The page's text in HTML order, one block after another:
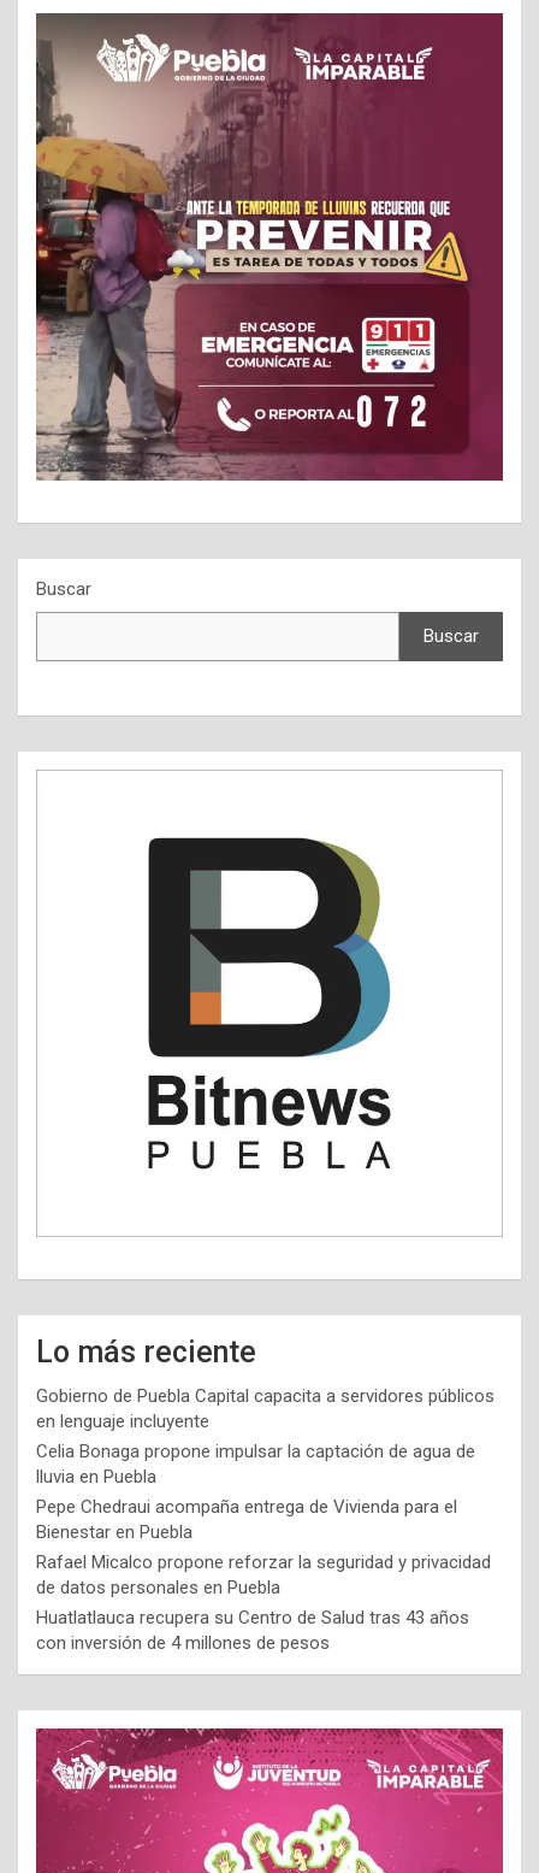
Buscar
Buscar
Lo más reciente
Gobierno de Puebla Capital capacita a servidores públicos
en lenguaje incluyente
Celia Bonaga propone impulsar la captación de agua de
lluvia en Puebla
Pepe Chedraui acompaña entrega de Vivienda para el
Bienestar en Puebla
Rafael Micalco propone reforzar la seguridad y privacidad
de datos personales en Puebla
Huatlatlauca recupera su Centro de Salud tras 43 años
con inversión de 4 millones de pesos